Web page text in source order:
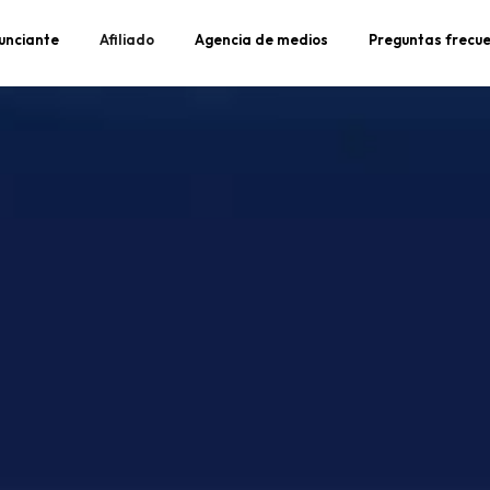
Afiliado Agencia de medios Preguntas